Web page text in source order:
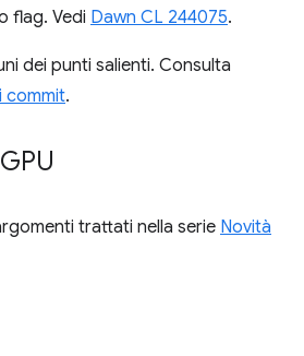
flag. Vedi Dawn CL 244075.
dei punti salienti. Consulta
commit.
GPU
trattati nella serie Novità